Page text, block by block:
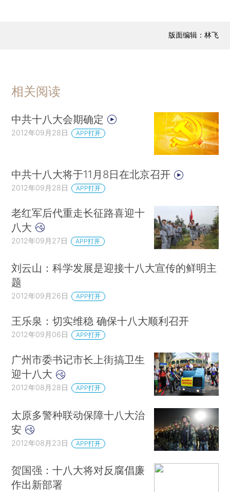
版面编辑：林飞
相关阅读
中共十八大会期确定
2012年09月28日 APP打开
中共十八大将于11月8日在北京召开
2012年09月28日 APP打开
老红军后代重走长征路喜迎十
八大
2012年09月27日 APP打开
刘云山：科学发展是迎接十八大宣传的鲜明主
题
2012年09月26日 APP打开
王乐泉：切实维稳 确保十八大顺利召开
2012年09月06日 APP打开
广州市委书记市长上街搞卫生
迎十八大
2012年08月28日 APP打开
太原多警种联动保障十八大治
安
2012年08月23日 APP打开
贺国强：十八大将对反腐倡廉
作出新部署